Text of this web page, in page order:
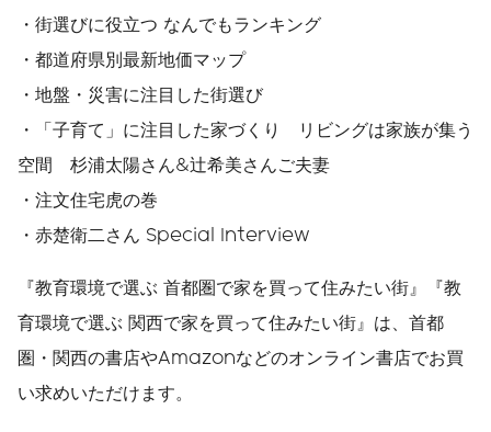
・街選びに役立つ なんでもランキング
・都道府県別最新地価マップ
・地盤・災害に注目した街選び
・「子育て」に注目した家づくり リビングは家族が集う
空間 杉浦太陽さん&辻希美さんご夫妻
・注文住宅虎の巻
・赤楚衛二さん Special Interview
『教育環境で選ぶ 首都圏で家を買って住みたい街』『教
育環境で選ぶ 関西で家を買って住みたい街』は、首都
圏・関西の書店やAmazonなどのオンライン書店でお買
い求めいただけます。